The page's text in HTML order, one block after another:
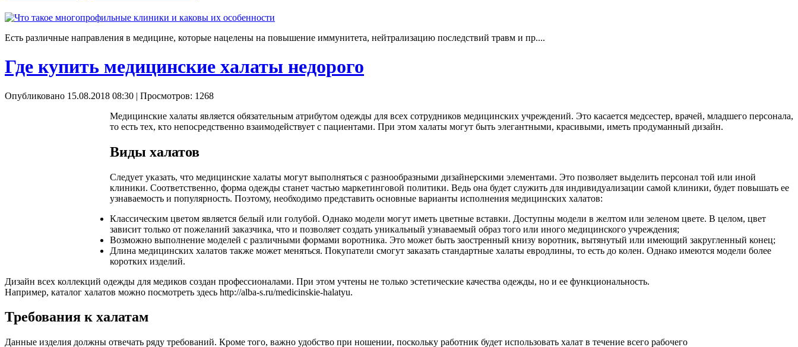
Есть различные направления в медицине, которые нацелены на повышение иммунитета, нейтрализацию последствий травм и пр....
Где купить медицинские халаты недорого
Опубликовано 15.08.2018 08:30 | Просмотров: 1268
Медицинские халаты является обязательным атрибутом одежды для всех сотрудников медицинских учреждений. Это касается медсестер, врачей, младшего персонала,
то есть тех, кто непосредственно взаимодействует с пациентами. При этом халаты могут быть элегантными, красивыми, иметь продуманный дизайн.
Виды халатов
Следует указать, что медицинские халаты могут выполняться с разнообразными дизайнерскими элементами. Это позволяет выделить персонал той или иной
клиники. Соответственно, форма одежды станет частью маркетинговой политики. Ведь она будет служить для индивидуализации самой клиники, будет повышать ее
узнаваемость и популярность. Поэтому, необходимо представить основные варианты исполнения медицинских халатов:
Классическим цветом является белый или голубой. Однако модели могут иметь цветные вставки. Доступны модели в желтом или зеленом цвете. В целом, цвет
зависит только от пожеланий заказчика, что и позволяет создать уникальный узнаваемый образ того или иного медицинского учреждения;
Возможно выполнение моделей с различными формами воротника. Это может быть заостренный книзу воротник, вытянутый или имеющий закругленный конец;
Длина медицинских халатов также может меняться. Покупатели смогут заказать стандартные халаты евродлины, то есть до колен. Однако имеются модели более
коротких изделий.
Дизайн всех коллекций одежды для медиков создан профессионалами. При этом учтены не только эстетические качества одежды, но и ее функциональность.
Например, каталог халатов можно посмотреть здесь http://alba-s.ru/medicinskie-halatyu.
Требования к халатам
Данные изделия должны отвечать ряду требований. Кроме того, важно удобство при ношении, поскольку работник будет использовать халат в течение всего рабочего